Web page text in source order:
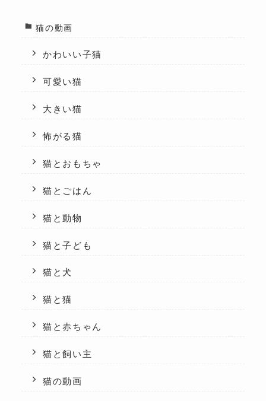
猫の動画
かわいい子猫
可愛い猫
大きい猫
怖がる猫
猫とおもちゃ
猫とごはん
猫と動物
猫と子ども
猫と犬
猫と猫
猫と赤ちゃん
猫と飼い主
猫の動画